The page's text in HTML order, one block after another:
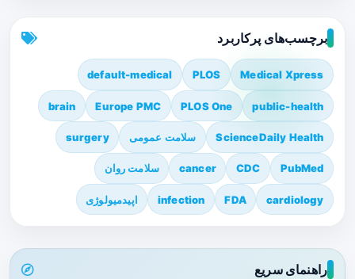
برچسب‌های پرکاربرد
Medical Xpress
PLOS
default-medical
public-health
PLOS One
Europe PMC
brain
ScienceDaily Health سلامت عمومی surgery
PubMed
CDC
cancer سلامت روان
cardiology
FDA
infection اپیدمیولوژی
راهنمای سریع